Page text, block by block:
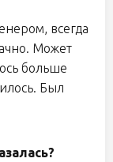
всегда
Может
больше
Был